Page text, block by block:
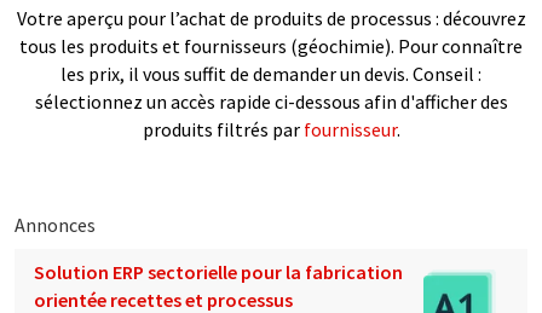
Votre aperçu pour l’achat de produits de processus : découvrez
tous les produits et fournisseurs (géochimie). Pour connaître
les prix, il vous suffit de demander un devis. Conseil :
sélectionnez un accès rapide ci-dessous afin d'afficher des
produits filtrés par fournisseur.
Annonces
Solution ERP sectorielle pour la fabrication
orientée recettes et processus